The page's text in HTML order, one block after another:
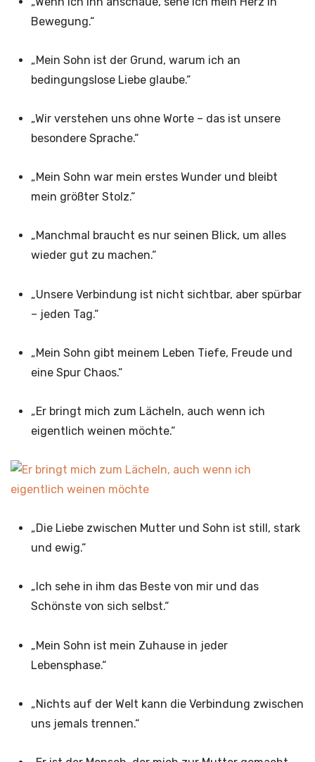
Bewegung.“
„Mein Sohn ist der Grund, warum ich an
bedingungslose Liebe glaube.“
„Wir verstehen uns ohne Worte – das ist unsere
besondere Sprache.“
„Mein Sohn war mein erstes Wunder und bleibt
mein größter Stolz.“
„Manchmal braucht es nur seinen Blick, um alles
wieder gut zu machen.“
„Unsere Verbindung ist nicht sichtbar, aber spürbar
– jeden Tag.“
„Mein Sohn gibt meinem Leben Tiefe, Freude und
eine Spur Chaos.“
„Er bringt mich zum Lächeln, auch wenn ich
eigentlich weinen möchte.“
„Die Liebe zwischen Mutter und Sohn ist still, stark
und ewig.“
„Ich sehe in ihm das Beste von mir und das
Schönste von sich selbst.“
„Mein Sohn ist mein Zuhause in jeder
Lebensphase.“
„Nichts auf der Welt kann die Verbindung zwischen
uns jemals trennen.“